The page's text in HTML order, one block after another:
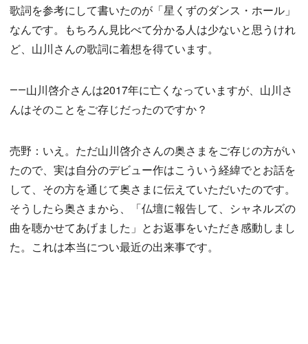
歌詞を参考にして書いたのが「星くずのダンス・ホール」
なんです。もちろん見比べて分かる人は少ないと思うけれ
ど、山川さんの歌詞に着想を得ています。
――山川啓介さんは2017年に亡くなっていますが、山川さ
んはそのことをご存じだったのですか？
売野：いえ。ただ山川啓介さんの奥さまをご存じの方がい
たので、実は自分のデビュー作はこういう経緯でとお話を
して、その方を通じて奥さまに伝えていただいたのです。
そうしたら奥さまから、「仏壇に報告して、シャネルズの
曲を聴かせてあげました」とお返事をいただき感動しまし
た。これは本当につい最近の出来事です。